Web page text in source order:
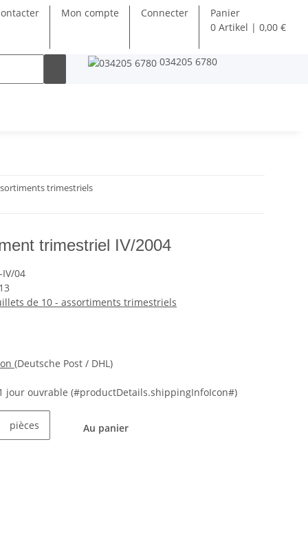
Mon compte Connecter
Panier
0 Artikel | 0,00 €
034205 6780
trimestriels
trimestriel IV/2004
04
de 10 - assortiments trimestriels
(Deutsche Post / DHL)
jour ouvrable (#productDetails.shippingInfoIcon#)
pièces Au panier